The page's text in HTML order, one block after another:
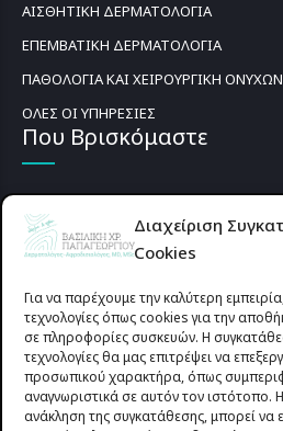
Διαχείριση
Cookies
Για να παρέχουμε την καλύτερη
τεχνολογίες όπως cookies για την
σε πληροφορίες συσκευών. Η
τεχνολογίες θα μας επιτρέψει να
προσωπικού χαρακτήρα, όπως
αναγνωριστικά σε αυτόν τον ιστότοπο.
ανάκληση της συγκατάθεσης, μπορεί να
ΑΙΣΘΗΤΙΚΗ ΔΕΡΜΑΤΟΛΟΓΙΑ
ΕΠΕΜΒΑΤΙΚΗ ΔΕΡΜΑΤΟΛΟΓΙΑ
ΠΑΘΟΛΟΓΙΑ ΚΑΙ ΧΕΙΡΟΥΡΓΙΚΗ ΟΝΥΧΩΝ
ΟΛΕΣ ΟΙ ΥΠΗΡΕΣΙΕΣ
Που Βρισκόμαστε